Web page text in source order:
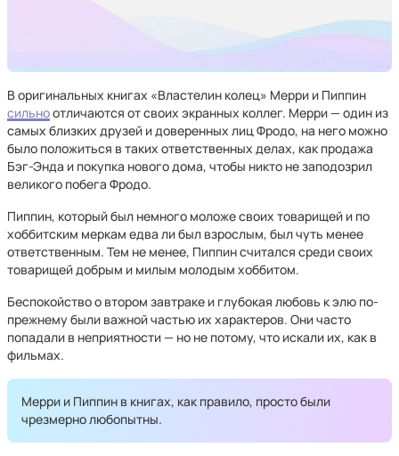
В оригинальных книгах «Властелин колец» Мерри и Пиппин
сильноотличаются от своих экранных коллег. Мерри — один из
самых близких друзей и доверенных лиц Фродо, на него можно
было положиться в таких ответственных делах, как продажа
Бэг-Энда и покупка нового дома, чтобы никто не заподозрил
великого побега Фродо.
Пиппин, который был немного моложе своих товарищей и по
хоббитским меркам едва ли был взрослым, был чуть менее
ответственным. Тем не менее, Пиппин считался среди своих
товарищей добрым и милым молодым хоббитом.
Беспокойство о втором завтраке и глубокая любовь к элю по-
прежнему были важной частью их характеров. Они часто
попадали в неприятности — но не потому, что искали их, как в
фильмах.
Мерри и Пиппин в книгах, как правило, просто были
чрезмерно любопытны.